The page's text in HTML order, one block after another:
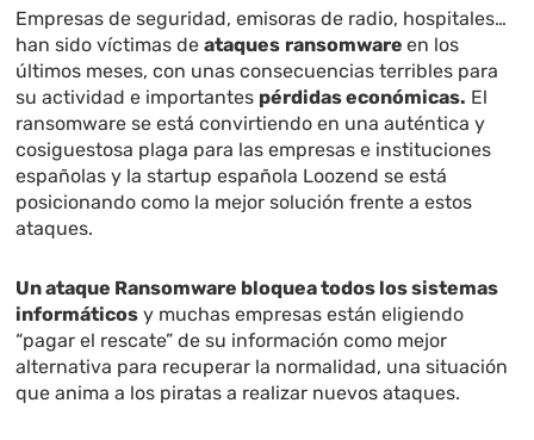
Empresas de seguridad, emisoras de radio, hospitales…
han sido víctimas deataques ransomwareen los
últimos meses, con unas consecuencias terribles para
su actividad e importantes pérdidas económicas. El
ransomware se está convirtiendo en una auténtica y
cosiguestosa plaga para las empresas e instituciones
españolas y la startup española Loozendse está
posicionando como la mejor solución frente a estos
ataques.
Un ataque Ransomware bloquea todos los sistemas
informáticos y muchas empresas están eligiendo
“pagar el rescate” de su información como mejor
alternativa para recuperar la normalidad, una situación
que anima a los piratas a realizar nuevos ataques.